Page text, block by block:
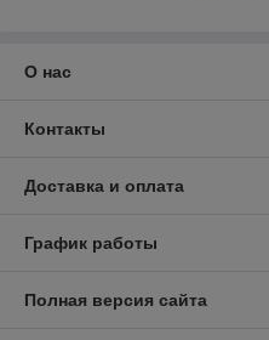
О нас
Контакты
Доставка и оплата
График работы
Полная версия сайта